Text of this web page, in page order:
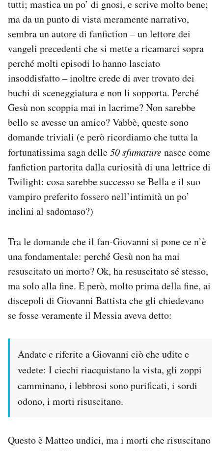
tutti; mastica un po’ di gnosi, e scrive molto bene;
ma da un punto di vista meramente narrativo,
sembra un autore di fanfiction – un lettore dei
vangeli precedenti che si mette a ricamarci sopra
perché molti episodi lo hanno lasciato
insoddisfatto – inoltre crede di aver trovato dei
buchi di sceneggiatura e non li sopporta. Perché
Gesù non scoppia mai in lacrime? Non sarebbe
bello se avesse un amico? Vabbè, queste sono
domande triviali (e però ricordiamo che tutta la
fortunatissima saga delle50 sfumaturenasce come
fanfiction partorita dalla curiosità di una lettrice di
Twilight: cosa sarebbe successo se Bella e il suo
vampiro preferito fossero nell’intimità un po’
inclini al sadomaso?)
Tra le domande che il fan-Giovanni si pone ce n’è
una fondamentale: perché Gesù non ha mai
resuscitato un morto? Ok, ha resuscitato sé stesso,
ma solo alla fine. E però, molto prima della fine, ai
discepoli di Giovanni Battista che gli chiedevano
se fosse veramente il Messia aveva detto:
Andate e riferite a Giovanni ciò che udite e
vedete: I ciechi riacquistano la vista, gli zoppi
camminano, i lebbrosi sono purificati, i sordi
odono, i morti risuscitano.
Questo è Matteo undici, ma i morti che risuscitano